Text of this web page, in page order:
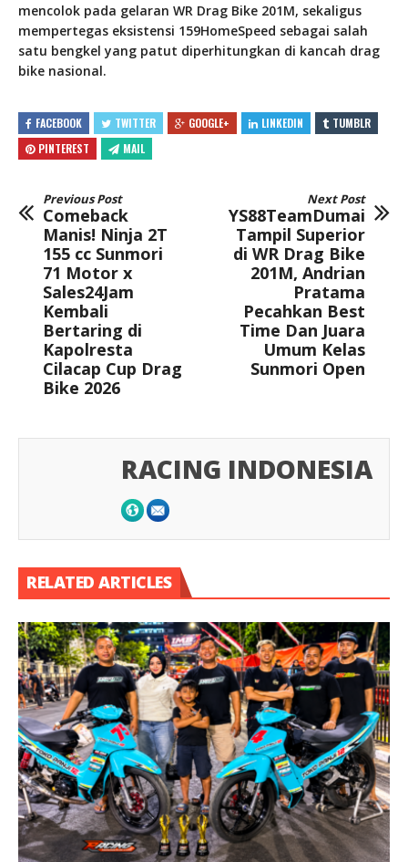
mencolok pada gelaran WR Drag Bike 201M, sekaligus
mempertegas eksistensi 159HomeSpeed sebagai salah
satu bengkel yang patut diperhitungkan di kancah drag
bike nasional.
FACEBOOK TWITTER GOOGLE+ LINKEDIN
TUMBLR
PINTEREST
MAIL
Previous Post
Comeback
Manis! Ninja 2T
155 cc Sunmori
71 Motor x
Sales24Jam
Kembali
Bertaring di
Kapolresta
Cilacap Cup Drag
Bike 2026
Next Post
YS88TeamDumai
Tampil Superior
di WR Drag Bike
201M, Andrian
Pratama
Pecahkan Best
Time Dan Juara
Umum Kelas
Sunmori Open
RACING INDONESIA
RELATED ARTICLES